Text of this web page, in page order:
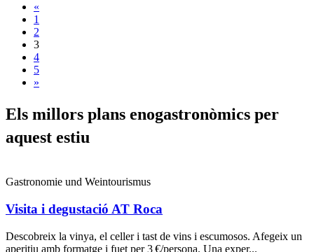
«
1
2
3
4
5
»
Els millors plans enogastronòmics per
aquest estiu
Gastronomie und Weintourismus
Visita i degustació AT Roca
Descobreix la vinya, el celler i tast de vins i escumosos. Afegeix un
aperitiu amb formatge i fuet per 3 €/persona. Una exper...